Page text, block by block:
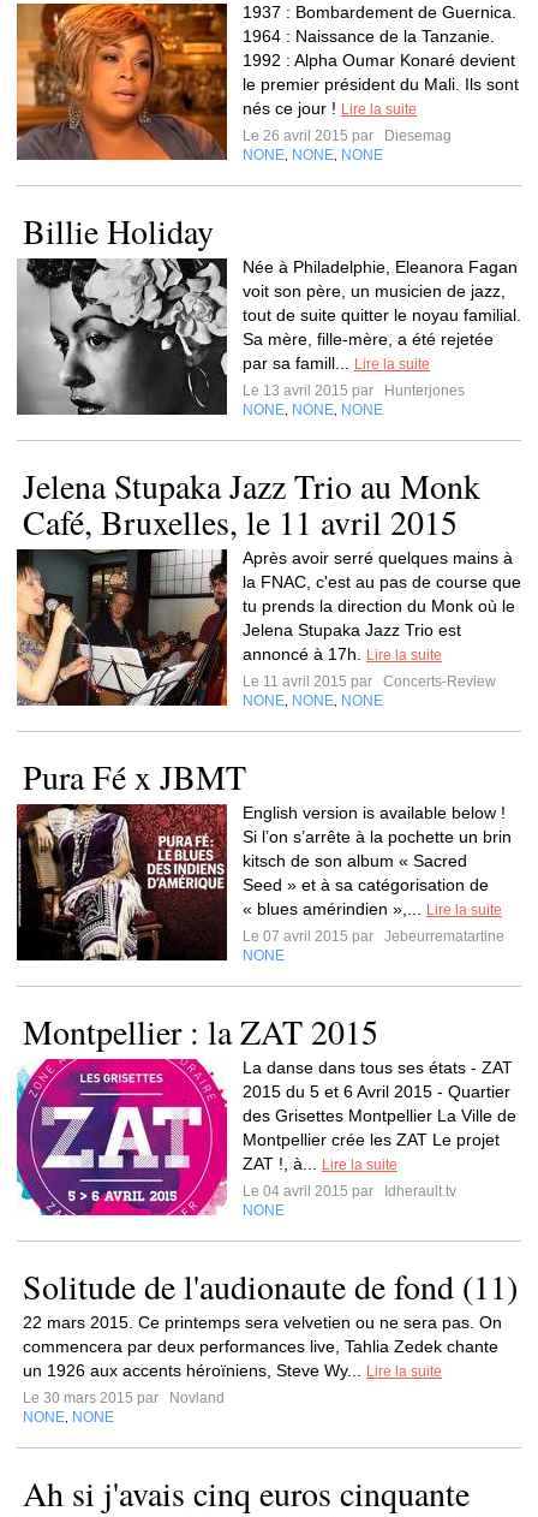
1937 : Bombardement de Guernica.
1964 : Naissance de la Tanzanie.
1992 : Alpha Oumar Konaré devient
le premier président du Mali. Ils sont
nés ce jour ! Lire la suite
Le 26 avril 2015 par
Diesemag
NONE NONE NONE
Billie Holiday
Née à Philadelphie, Eleanora Fagan
voit son père, un musicien de jazz,
tout de suite quitter le noyau familial.
Sa mère, fille-mère, a été rejetée
par sa famill...
Lire la suite
Le 13 avril 2015 par
Hunterjones
NONE NONE NONE
Jelena Stupaka Jazz Trio au Monk
Café, Bruxelles, le 11 avril 2015
Après avoir serré quelques mains à
la FNAC, c'est au pas de course que
tu prends la direction du Monk où le
Jelena Stupaka Jazz Trio est
annoncé à 17h.
Lire la suite
Le 11 avril 2015 par
Concerts-Review
NONE NONE NONE
Pura Fé x JBMT
English version is available below !
Si l’on s’arrête à la pochette un brin
kitsch de son album « Sacred
Seed » et à sa catégorisation de
« blues amérindien »,...
Lire la suite
Le 07 avril 2015 par
Jebeurrematartine
NONE
Montpellier : la ZAT 2015
La danse dans tous ses états - ZAT
2015 du 5 et 6 Avril 2015 - Quartier
des Grisettes Montpellier La Ville de
Montpellier crée les ZAT Le projet
ZAT !, à...
Lire la suite
Le 04 avril 2015 par
Idherault.tv
NONE
Solitude de l'audionaute de fond (11)
22 mars 2015. Ce printemps sera velvetien ou ne sera pas. On
commencera par deux performances live, Tahlia Zedek chante
un 1926 aux accents héroïniens, Steve Wy...
Lire la suite
Le 30 mars 2015 par
Novland
NONE NONE
Ah si j'avais cinq euros cinquante